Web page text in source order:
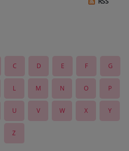
C D E F G
L M N O P
U V W X Y
Z